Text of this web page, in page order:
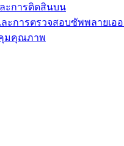
ะการติดสินบน
ะการตรวจสอบซัพพลายเอ
มคุณภาพ